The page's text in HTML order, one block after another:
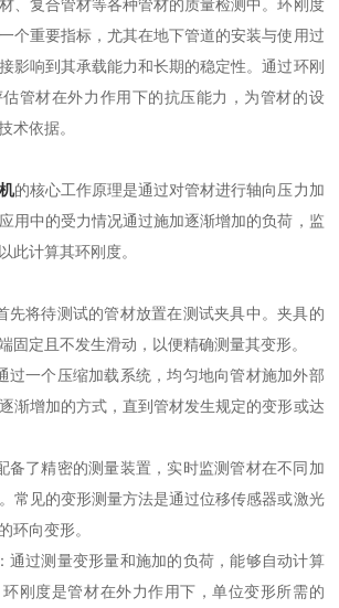
、复合管材等各种管材的质量检测中。环刚度
个重要指标，尤其在地下管道的安装与使用过
影响到其承载能力和长期的稳定性。通过环刚
管材在外力作用下的抗压能力，为管材的设
术依据。
的核心工作原理是通过对管材进行轴向压力加
用中的受力情况通过施加逐渐增加的负荷，监
此计算其环刚度。
将待测试的管材放置在测试夹具中。夹具的
固定且不发生滑动，以便精确测量其变形。
一个压缩加载系统，均匀地向管材施加外部
渐增加的方式，直到管材发生规定的变形或达
了精密的测量装置，实时监测管材在不同加
常见的变形测量方法是通过位移传感器或激光
环向变形。
过测量变形量和施加的负荷，能够自动计算
刚度是管材在外力作用下，单位变形所需的